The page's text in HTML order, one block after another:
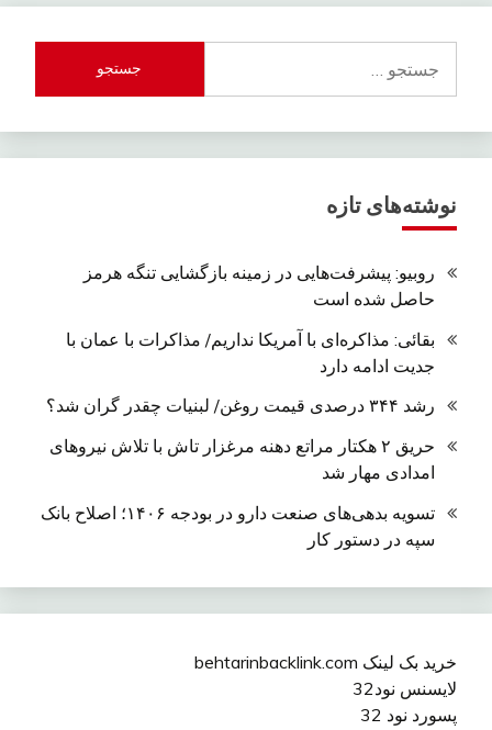
برای:
نوشته‌های تازه
روبیو: پیشرفت‌هایی در زمینه بازگشایی تنگه هرمز
حاصل شده است
بقائی: مذاکره‌ای با آمریکا نداریم/ مذاکرات با عمان با
جدیت ادامه دارد
رشد ۳۴۴ درصدی قیمت روغن/ لبنیات چقدر گران شد؟
حریق ۲ هکتار مراتع دهنه مرغزار تاش با تلاش نیروهای
امدادی مهار شد
تسویه بدهی‌های صنعت دارو در بودجه ۱۴۰۶؛ اصلاح بانک
سپه در دستور کار
خرید بک لینک behtarinbacklink.com
لایسنس نود32
پسورد نود 32